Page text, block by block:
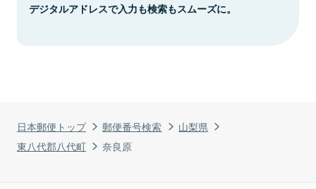
日本郵便トップ 郵便番号検索
山梨県
東八代郡八代町
奈良原
デジタルアドレスで入力も検索もスムーズに。